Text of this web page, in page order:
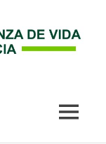
MENÚ